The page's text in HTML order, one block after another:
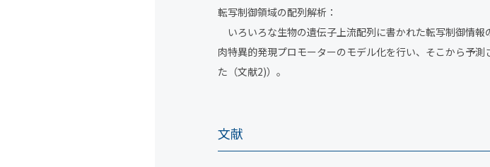
転写制御領域の配列解析：
いろいろな生物の遺伝子上流配列に書かれた転写制御情
肉特異的発現プロモーターのモデル化を行い、そこから予
た（文献2)）。
文献